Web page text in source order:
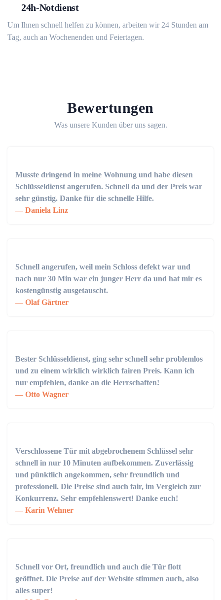
24h-Notdienst
Um Ihnen schnell helfen zu können, arbeiten wir 24 Stunden am
Tag, auch an Wochenenden und Feiertagen.
Bewertungen
Was unsere Kunden über uns sagen.
Musste dringend in meine Wohnung und habe diesen
Schlüsseldienst angerufen. Schnell da und der Preis war
sehr günstig. Danke für die schnelle Hilfe.
Daniela Linz
Schnell angerufen, weil mein Schloss defekt war und
nach nur 30 Min war ein junger Herr da und hat mir es
kostengünstig ausgetauscht.
Olaf Gärtner
Bester Schlüsseldienst, ging sehr schnell sehr problemlos
und zu einem wirklich wirklich fairen Preis. Kann ich
nur empfehlen, danke an die Herrschaften!
Otto Wagner
Verschlossene Tür mit abgebrochenem Schlüssel sehr
schnell in nur 10 Minuten aufbekommen. Zuverlässig
und pünktlich angekommen, sehr freundlich und
professionell. Die Preise sind auch fair, im Vergleich zur
Konkurrenz. Sehr empfehlenswert! Danke euch!
Karin Wehner
Schnell vor Ort, freundlich und auch die Tür flott
geöffnet. Die Preise auf der Website stimmen auch, also
alles super!